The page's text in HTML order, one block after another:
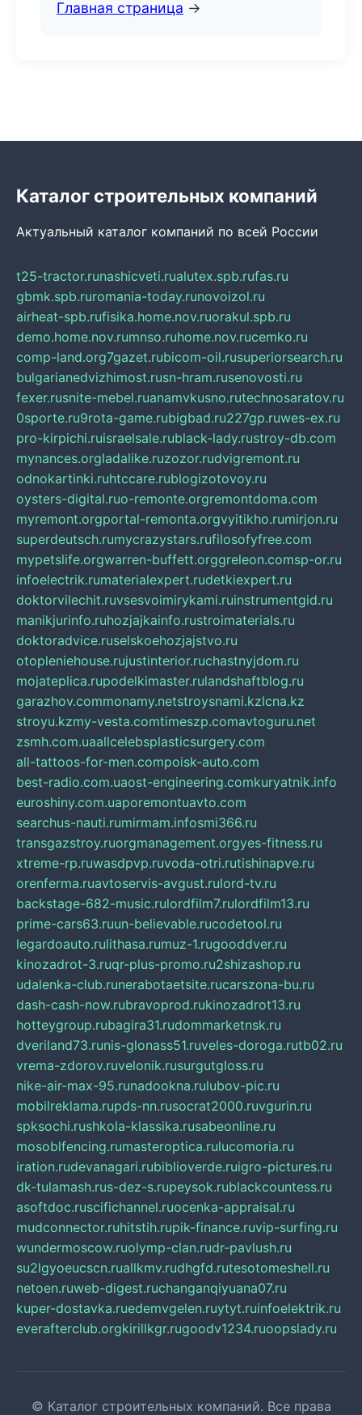
Главная страница →
Каталог строительных компаний
Актуальный каталог компаний по всей России
t25-tractor.runashicveti.rualutex.spb.rufas.ru
gbmk.spb.ruromania-today.runovoizol.ru
airheat-spb.rufisika.home.nov.ruorakul.spb.ru
demo.home.nov.rumnso.ruhome.nov.rucemko.ru
comp-land.org7gazet.rubicom-oil.rusuperiorsearch.ru
bulgarianedvizhimost.rusn-hram.rusenovosti.ru
fexer.rusnite-mebel.ruanamvkusno.rutechnosaratov.ru
0sporte.ru9rota-game.rubigbad.ru227gp.ruwes-ex.ru
pro-kirpichi.ruisraelsale.rublack-lady.rustroy-db.com
mynances.orgladalike.ruzozor.rudvigremont.ru
odnokartinki.ruhtccare.rublogizotovoy.ru
oysters-digital.ruo-remonte.orgremontdoma.com
myremont.orgportal-remonta.orgvyitikho.rumirjon.ru
superdeutsch.rumycrazystars.rufilosofyfree.com
mypetslife.orgwarren-buffett.orggreleon.comsp-or.ru
infoelectrik.rumaterialexpert.rudetkiexpert.ru
doktorvilechit.ruvsesvoimirykami.ruinstrumentgid.ru
manikjurinfo.ruhozjajkainfo.rustroimaterials.ru
doktoradvice.ruselskoehozjajstvo.ru
otopleniehouse.rujustinterior.ruchastnyjdom.ru
mojateplica.rupodelkimaster.rulandshaftblog.ru
garazhov.commonamy.netstroysnami.kzlcna.kz
stroyu.kzmy-vesta.comtimeszp.comavtoguru.net
zsmh.com.uaallcelebsplasticsurgery.com
all-tattoos-for-men.compoisk-auto.com
best-radio.com.uaost-engineering.comkuryatnik.info
euroshiny.com.uaporemontuavto.com
searchus-nauti.rumirmam.infosmi366.ru
transgazstroy.ruorgmanagement.orgyes-fitness.ru
xtreme-rp.ruwasdpvp.ruvoda-otri.rutishinapve.ru
orenferma.ruavtoservis-avgust.rulord-tv.ru
backstage-682-music.rulordfilm7.rulordfilm13.ru
prime-cars63.ruun-believable.rucodetool.ru
legardoauto.rulithasa.rumuz-1.rugooddver.ru
kinozadrot-3.ruqr-plus-promo.ru2shizashop.ru
udalenka-club.runerabotaetsite.rucarszona-bu.ru
dash-cash-now.rubravoprod.rukinozadrot13.ru
hotteygroup.rubagira31.rudommarketnsk.ru
dveriland73.runis-glonass51.ruveles-doroga.rutb02.ru
vrema-zdorov.ruvelonik.rusurgutgloss.ru
nike-air-max-95.runadookna.rulubov-pic.ru
mobilreklama.rupds-nn.rusocrat2000.ruvgurin.ru
spksochi.rushkola-klassika.rusabeonline.ru
mosoblfencing.rumasteroptica.rulucomoria.ru
iration.rudevanagari.rubiblioverde.ruigro-pictures.ru
dk-tulamash.rus-dez-s.rupeysok.rublackcountess.ru
asoftdoc.ruscifichannel.ruocenka-appraisal.ru
mudconnector.ruhitstih.rupik-finance.ruvip-surfing.ru
wundermoscow.ruolymp-clan.rudr-pavlush.ru
su2lgyoeucscn.ruallkmv.rudhgfd.rutesotomeshell.ru
netoen.ruweb-digest.ruchanganqiyuana07.ru
kuper-dostavka.ruedemvgelen.ruytyt.ruinfoelektrik.ru
everafterclub.orgkirillkgr.rugoodv1234.ruoopslady.ru
© Каталог строительных компаний. Все права